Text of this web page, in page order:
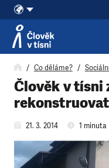
Přeskočit na obsah
Co děláme?
Člověk v tísni
21. 3. 2014 1 minuta